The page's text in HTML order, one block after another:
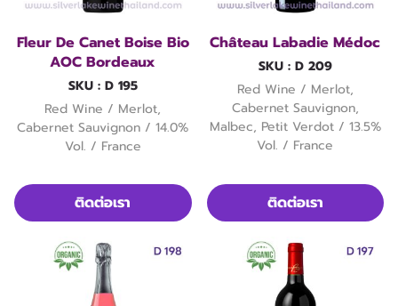
Fleur De Canet Boise Bio
AOC Bordeaux
SKU : D 195
Red Wine / Merlot,
Cabernet Sauvignon / 14.0%
Vol. / France
ติดต่อเรา
Château Labadie Médoc
SKU : D 209
Red Wine / Merlot,
Cabernet Sauvignon,
Malbec, Petit Verdot / 13.5%
Vol. / France
ติดต่อเรา